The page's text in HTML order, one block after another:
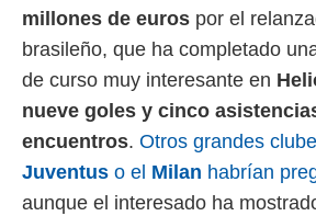
millones de euros por el
brasileño, que ha completado
de curso muy interesante en
nueve goles y cinco
encuentros. Otros grandes
Juventus o el Milan habrían
aunque el interesado ha